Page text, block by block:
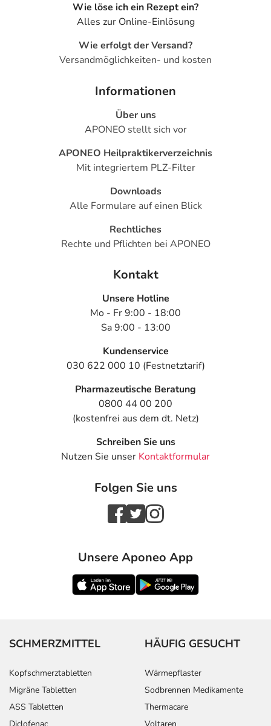
Wie löse ich ein Rezept ein?
Alles zur Online-Einlösung
Wie erfolgt der Versand?
Versandmöglichkeiten- und kosten
Informationen
Über uns
APONEO stellt sich vor
APONEO Heilpraktikerverzeichnis
Mit integriertem PLZ-Filter
Downloads
Alle Formulare auf einen Blick
Rechtliches
Rechte und Pflichten bei APONEO
Kontakt
Unsere Hotline
Mo - Fr 9:00 - 18:00
Sa 9:00 - 13:00
Kundenservice
030 622 000 10 (Festnetztarif)
Pharmazeutische Beratung
0800 44 00 200
(kostenfrei aus dem dt. Netz)
Schreiben Sie uns
Nutzen Sie unser Kontaktformular
Folgen Sie uns
Unsere Aponeo App
SCHMERZMITTEL
Kopfschmerztabletten
Migräne Tabletten
ASS Tabletten
HÄUFIG GESUCHT
Wärmepflaster
Sodbrennen Medikamente
Thermacare